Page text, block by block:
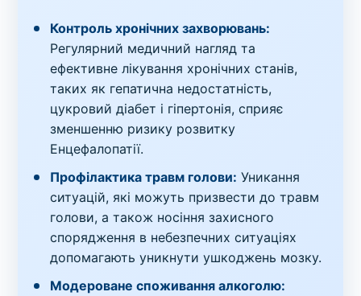
Контроль хронічних захворювань:
Регулярний медичний нагляд та
ефективне лікування хронічних станів,
таких як гепатична недостатність,
цукровий діабет і гіпертонія, сприяє
зменшенню ризику розвитку
Енцефалопатії.
Профілактика травм голови: Уникання
ситуацій, які можуть призвести до травм
голови, а також носіння захисного
спорядження в небезпечних ситуаціях
допомагають уникнути ушкоджень мозку.
Модероване споживання алкоголю: